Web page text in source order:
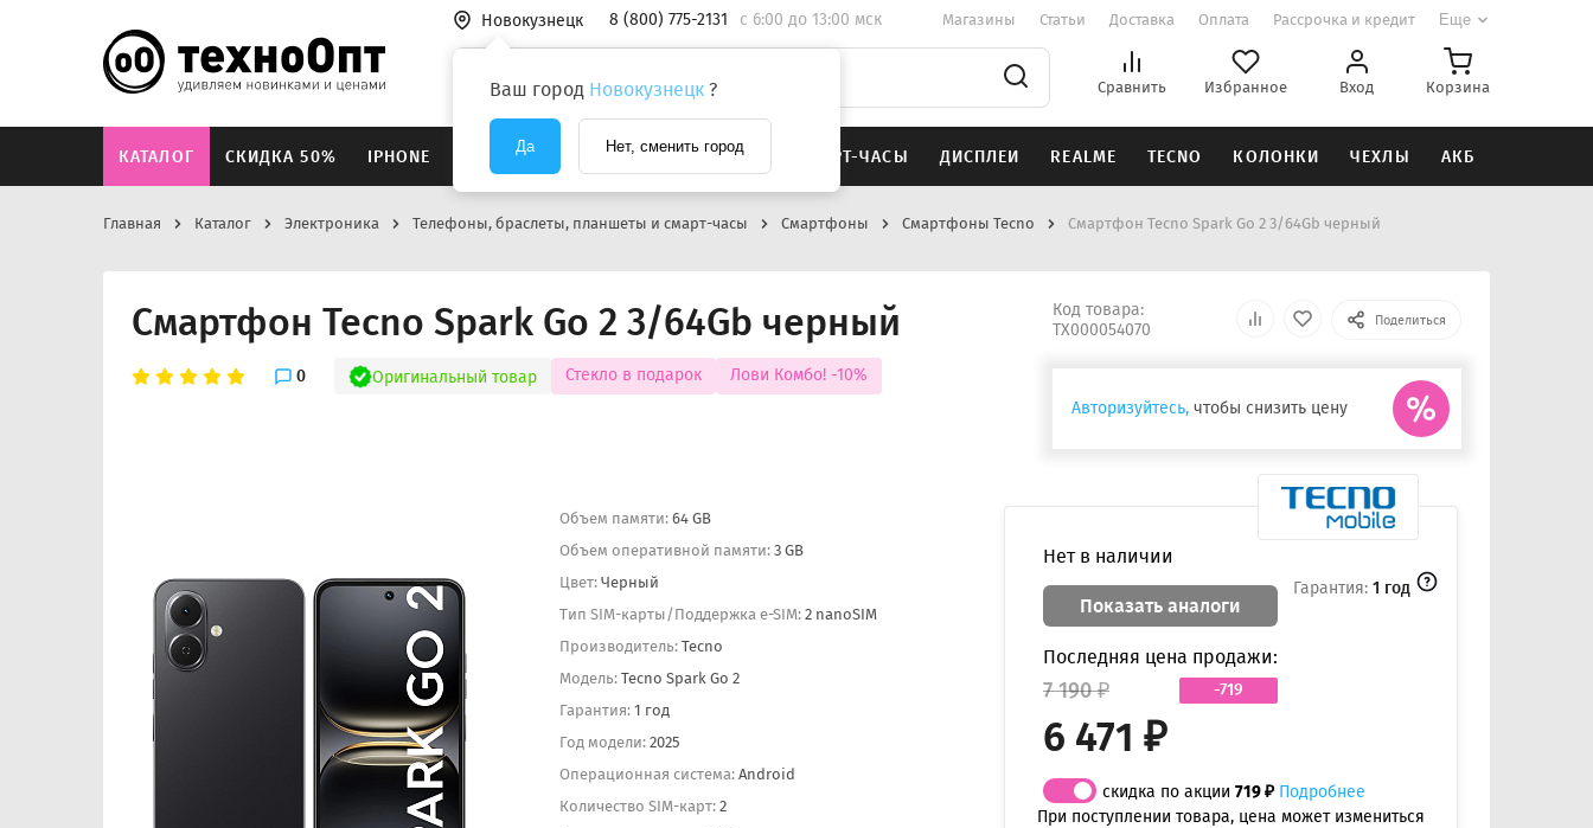
Новокузнецк
Ваш город Новокузнецк ?
Да Нет, сменить город
8 (800) 775-2131 c 6:00 до 13:00 мск Магазины Статьи Доставка Оплата Рассрочка и кредит Еще
Сравнить Избранное Вход Корзина
КАТАЛОГ СКИДКА 50% IPHONE XIAOMI SAMSUNG НАУШНИКИ СМАРТ-ЧАСЫ ДИСПЛЕИ REALME TECNO КОЛОНКИ ЧЕХЛЫ АКБ
Главная Каталог Электроника Телефоны, браслеты, планшеты и смарт-часы Смартфоны Смартфоны Tecno Смартфон Tecno Spark Go 2 3/64Gb черный
Смартфон Tecno Spark Go 2 3/64Gb черный
0 Оригинальный товар Стекло в подарок Лови Комбо! -10%
Код товара:
ТХ000054070
Поделиться
Авторизуйтесь, чтобы снизить цену
Объем памяти: 64 GB
Объем оперативной памяти: 3 GB
Цвет: Черный
Тип SIM-карты/Поддержка e-SIM: 2 nanoSIM
Производитель: Tecno
Модель: Tecno Spark Go 2
Гарантия: 1 год
Год модели: 2025
Операционная система: Android
Количество SIM-карт: 2
Нет в наличии
Показать аналоги
Гарантия: 1 год
Последняя цена продажи:
-719
7 190 ₽
6 471 ₽
скидка по акции 719 ₽ Подробнее
При поступлении товара, цена может измениться